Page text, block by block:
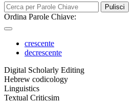
Pulisci
Ordina Parole Chiave:
crescente
decrescente
Digital Scholarly Editing
Hebrew codicology
Linguistics
Textual Criticsim